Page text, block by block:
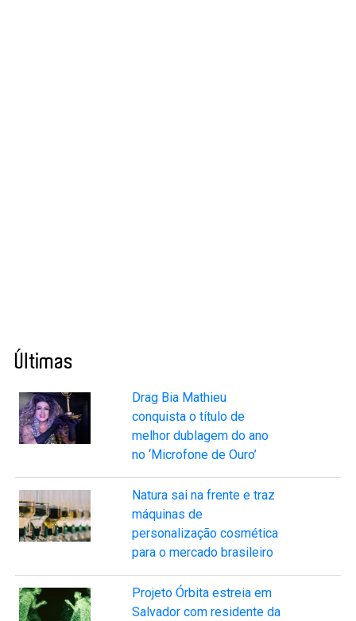
Últimas
Drag Bia Mathieu
conquista o título de
melhor dublagem do ano
no ‘Microfone de Ouro’
Natura sai na frente e traz
máquinas de
personalização cosmética
para o mercado brasileiro
Projeto Órbita estreia em
Salvador com residente da